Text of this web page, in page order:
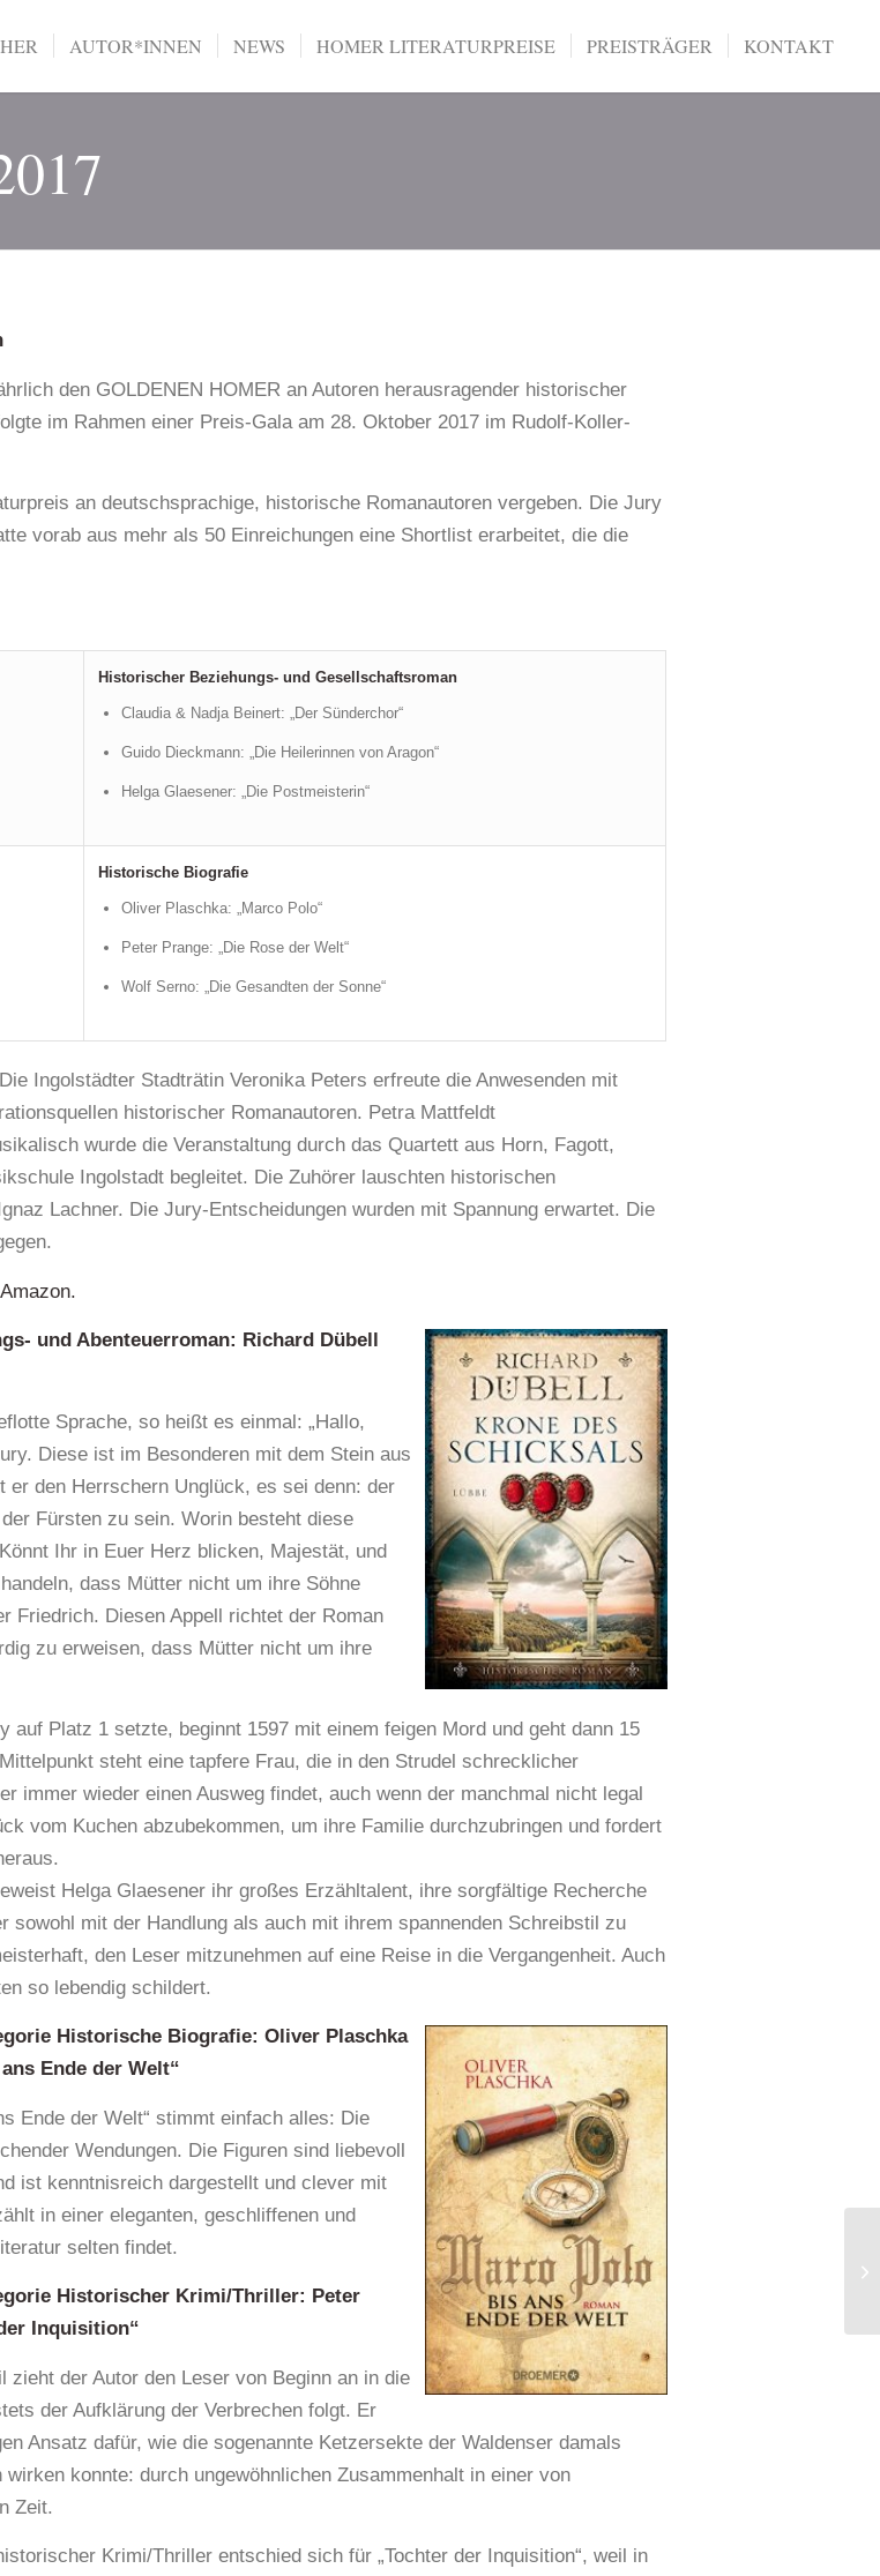
AUTOR*INNEN NEWS HOMER LITERATURPREISE PREISTRÄGER KONTAKT
den GOLDENEN HOMER an Autoren herausragender historischer
im Rahmen einer Preis-Gala am 28. Oktober 2017 im Rudolf-Koller-
an deutschsprachige, historische Romanautoren vergeben. Die Jury
vorab aus mehr als 50 Einreichungen eine Shortlist erarbeitet, die die
Historischer Beziehungs- und Gesellschaftsroman
Claudia & Nadja Beinert: „Der Sünderchor“
Guido Dieckmann: „Die Heilerinnen von Aragon“
Helga Glaesener: „Die Postmeisterin“
Historische Biografie
Oliver Plaschka: „Marco Polo“
Peter Prange: „Die Rose der Welt“
Wolf Serno: „Die Gesandten der Sonne“
Ingolstädter Stadträtin Veronika Peters erfreute die Anwesenden mit
historischer Romanautoren. Petra Mattfeldt
wurde die Veranstaltung durch das Quartett aus Horn, Fagott,
Ingolstadt begleitet. Die Zuhörer lauschten historischen
Lachner. Die Jury-Entscheidungen wurden mit Spannung erwartet. Die
und Abenteuerroman: Richard Dübell
Sprache, so heißt es einmal: „Hallo,
Diese ist im Besonderen mit dem Stein aus
den Herrschern Unglück, es sei denn: der
Fürsten zu sein. Worin besteht diese
Ihr in Euer Herz blicken, Majestät, und
dass Mütter nicht um ihre Söhne
Friedrich. Diesen Appell richtet der Roman
zu erweisen, dass Mütter nicht um ihre
auf Platz 1 setzte, beginnt 1597 mit einem feigen Mord und geht dann 15
steht eine tapfere Frau, die in den Strudel schrecklicher
immer wieder einen Ausweg findet, auch wenn der manchmal nicht legal
vom Kuchen abzubekommen, um ihre Familie durchzubringen und fordert
Helga Glaesener ihr großes Erzähltalent, ihre sorgfältige Recherche
sowohl mit der Handlung als auch mit ihrem spannenden Schreibstil zu
den Leser mitzunehmen auf eine Reise in die Vergangenheit. Auch
so lebendig schildert.
Historische Biografie: Oliver Plaschka
Ende der Welt“
Ende der Welt“ stimmt einfach alles: Die
Wendungen. Die Figuren sind liebevoll
ist kenntnisreich dargestellt und clever mit
in einer eleganten, geschliffenen und
selten findet.
Historischer Krimi/Thriller: Peter
Inquisition“
zieht der Autor den Leser von Beginn an in die
der Aufklärung der Verbrechen folgt. Er
Ansatz dafür, wie die sogenannte Ketzersekte der Waldenser damals
wirken konnte: durch ungewöhnlichen Zusammenhalt in einer von
Zeit.
Krimi/Thriller entschied sich für „Tochter der Inquisition“, weil in